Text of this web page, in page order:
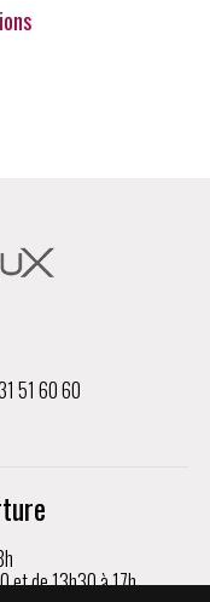
51 60 60
et de 13h30 à 17h